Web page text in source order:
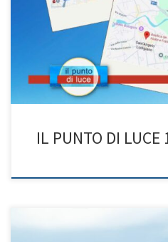
visita del Santo Padre a Pavia e a
per sabato 20 giugno. Un evento
“Leone XIV tra noi”. I punti […]
IL PUNTO DI